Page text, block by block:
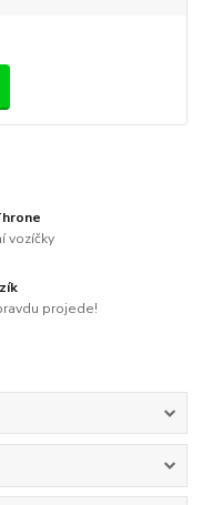
vozíčky
projede!